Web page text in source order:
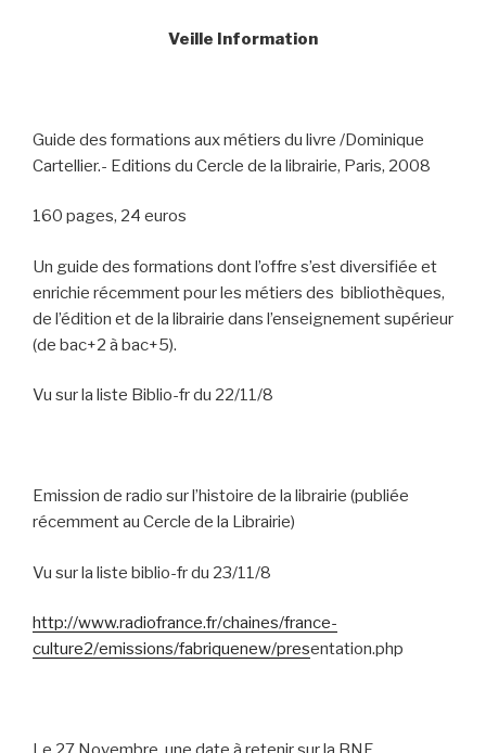
Veille Information
Guide des formations aux métiers du livre /Dominique
Cartellier.- Editions du Cercle de la librairie, Paris, 2008
160 pages, 24 euros
Un guide des formations dont l’offre s’est diversifiée et
enrichie récemment pour les métiers des bibliothèques,
de l’édition et de la librairie dans l’enseignement supérieur
(de bac+2 à bac+5).
Vu sur la liste Biblio-fr du 22/11/8
Emission de radio sur l’histoire de la librairie (publiée
récemment au Cercle de la Librairie)
Vu sur la liste biblio-fr du 23/11/8
http://www.radiofrance.fr/chaines/france-
culture2/emissions/fabriquenew/presentation.php